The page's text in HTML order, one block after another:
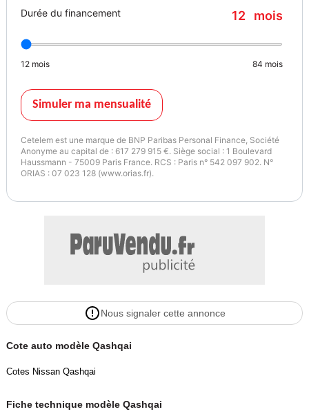
Durée du financement 12 mois
12 mois 84 mois
Simuler ma mensualité
Cetelem est une marque de BNP Paribas Personal Finance, Société
Anonyme au capital de : 617 279 915 €. Siège social : 1 Boulevard
Haussmann - 75009 Paris France. RCS : Paris n° 542 097 902. N°
ORIAS : 07 023 128 (www.orias.fr).
Nous signaler cette annonce
Cote auto modèle Qashqai
Cotes Nissan Qashqai
Fiche technique modèle Qashqai